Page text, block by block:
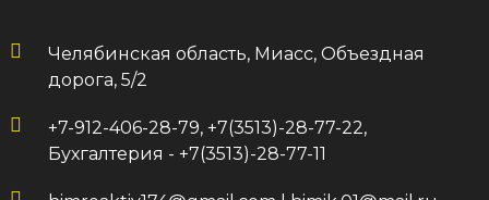
Челябинская область, Миасс, Объездная
дорога, 5/2
+7-912-406-28-79, +7(3513)-28-77-22,
Бухгалтерия - +7(3513)-28-77-11